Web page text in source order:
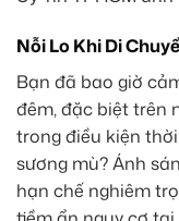
Nỗi Lo Khi Di
Bạn đã bao giờ
đêm, đặc biệt trên
trong điều kiện
sương mù? Ánh
hạn chế nghiêm